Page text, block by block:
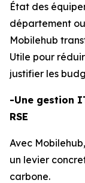
État des
département
Mobilehub
Utile pour
justifier les
-Une gestion
RSE
Avec
un levier
carbone.